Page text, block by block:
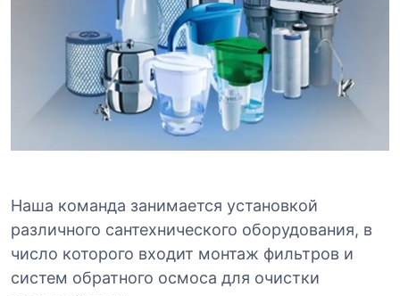
Наша команда занимается установкой
различного сантехнического оборудования, в
число которого входит монтаж фильтров и
систем обратного осмоса для очистки